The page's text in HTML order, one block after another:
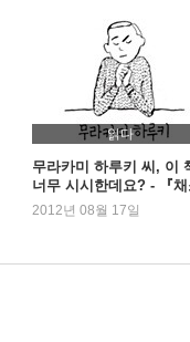
읽다
무라카미 하루키 씨, 이
너무 시시한데요? - 『
의 기분, 바다표범의 키
2012년 08월 17일